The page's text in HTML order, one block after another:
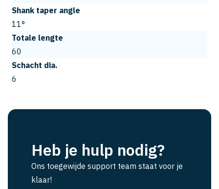
Shank taper angle
11°
Totale lengte
60
Schacht dia.
6
Heb je hulp nodig?
Ons toegewijde support team staat voor je
klaar!